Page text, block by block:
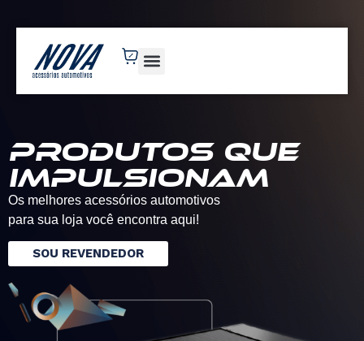
Produtos que
impulsionam
Os melhores acessórios automotivos
para sua loja você encontra aqui!
SOU REVENDEDOR